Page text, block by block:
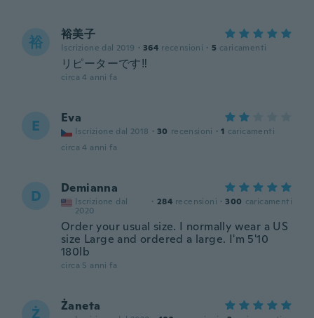
裕 裕美子
Iscrizione dal 2019 · 364 recensioni · 5 caricamenti
リピーターです‼️
circa 4 anni fa
E Eva
Iscrizione dal 2018 · 30 recensioni · 1 caricamenti
circa 4 anni fa
D Demianna
Iscrizione dal
2020
· 284 recensioni · 300 caricamenti
Order your usual size. I normally wear a US
size Large and ordered a large. I'm 5'10
180lb
circa 5 anni fa
Ż Żaneta